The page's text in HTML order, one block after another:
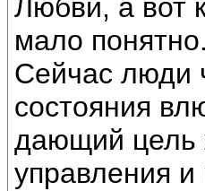
Любви, а вот
мало понятно.
Сейчас люди
состояния
дающий цель
управления